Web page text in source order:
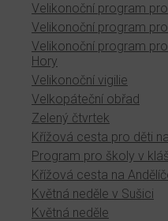
Velikonoční program
Velikonoční program
Velikonoční program
Hory
Velikonoční vigilie
Velkopáteční obřad
Zelený čtvrtek
Křížová cesta pro děti
Program pro školy v
Křížová cesta na
Květná neděle v Sušici
Květná neděle